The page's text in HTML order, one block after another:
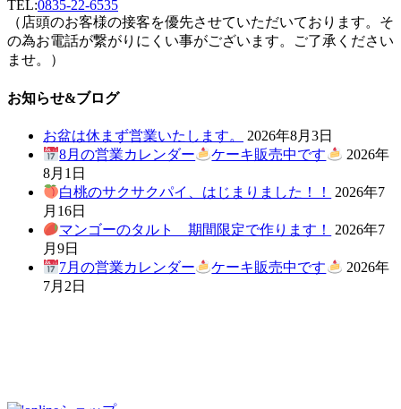
TEL:0835-22-6535
（店頭のお客様の接客を優先させていただいております。そ
の為お電話が繋がりにくい事がございます。ご了承ください
ませ。）
お知らせ&ブログ
お盆は休まず営業いたします。
2026年8月3日
8月の営業カレンダー
ケーキ販売中です
2026年
8月1日
白桃のサクサクパイ、はじまりました！！
2026年7
月16日
マンゴーのタルト 期間限定で作ります！
2026年7
月9日
7月の営業カレンダー
ケーキ販売中です
2026年
7月2日